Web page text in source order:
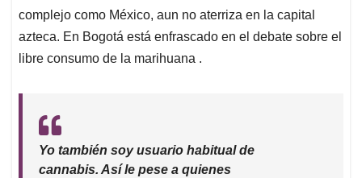
p
p
o
k
I
n
s
complejo como México, aun no aterriza en la capital
azteca. En Bogotá está enfrascado en el debate sobre el
libre consumo de la marihuana .
Yo también soy usuario habitual de
cannabis. Así le pese a quienes